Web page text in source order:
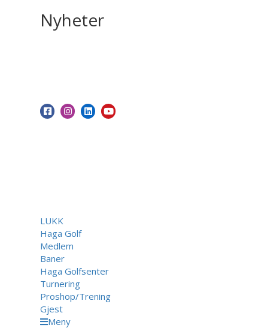
Nyheter
LUKK
Haga Golf
Medlem
Baner
Haga Golfsenter
Turnering
Proshop/Trening
Gjest
Meny